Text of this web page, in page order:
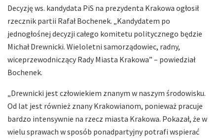
Decyzję ws. kandydata PiS na prezydenta Krakowa ogłosił
rzecznik partii Rafał Bochenek. „Kandydatem po
jednogłośnej decyzji całego komitetu politycznego będzie
Michał Drewnicki. Wieloletni samorządowiec, radny,
wiceprzewodniczący Rady Miasta Krakowa” – powiedział
Bochenek.
„Drewnicki jest człowiekiem znanym w naszym środowisku.
Od lat jest również znany Krakowianom, ponieważ pracuje
bardzo intensywnie na rzecz miasta Krakowa. Pokazał, że w
wielu sprawach w sposób ponadpartyjny potrafi wspierać